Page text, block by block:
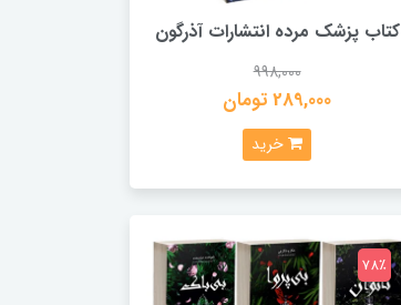
کتاب پزشک مرده انتشارات آذرگون
998,000
289,000 تومان
خرید
78٪